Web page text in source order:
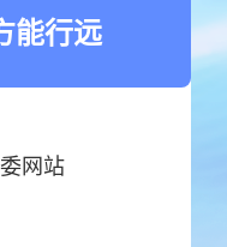
能行远
网站